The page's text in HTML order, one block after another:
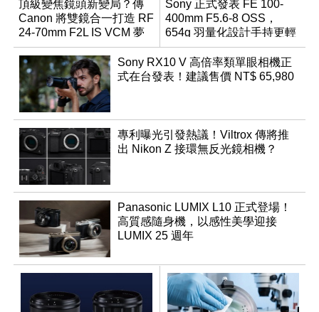
頂級變焦鏡頭新變局？傳
Canon 將雙鏡合一打造 RF
24-70mm F2L IS VCM 夢
幻規格
Sony 正式發表 FE 100-
400mm F5.6-8 OSS，
654g 羽量化設計手持更輕
鬆
Sony RX10 V 高倍率類單眼相機正
式在台發表！建議售價 NT$ 65,980
專利曝光引發熱議！Viltrox 傳將推
出 Nikon Z 接環無反光鏡相機？
Panasonic LUMIX L10 正式登場！
高質感隨身機，以感性美學迎接
LUMIX 25 週年